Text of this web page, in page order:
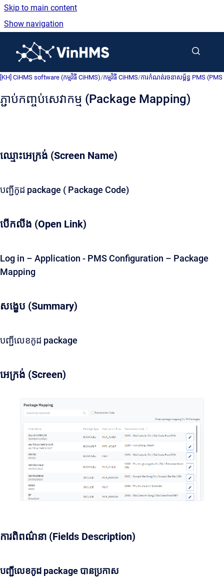
Skip to main content
Show navigation
[KH] CiHMS software (កម្មវិធី CiHMS)/កម្មវិធី CiHMS/ការកំណត់រចនាសម្ព័ន្ធ PMS
ភ្ជាប់កញ្ចប់សេវាកម្ម (Package Mapping)
ឈ្មោះអេក្រង់ (Screen Name)
បញ្ជីកូដ package ( Package Code)
បើកលីង (Open Link)
Log in – Application - PMS Configuration – Package
Mapping
សង្ខេប (Summary)
បញ្ជីលេខកូដ package
អេក្រង់ (Screen)
ការពិពណ៌នា (Fields Description)
បញ្ជីលេខកូដ package បានប្រកាស